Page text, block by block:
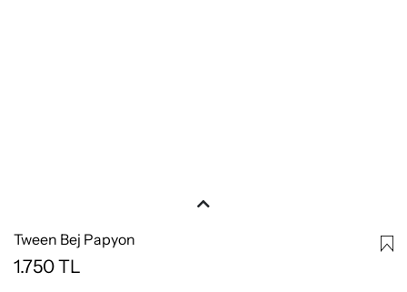
Tween Bej Papyon
1.750TL